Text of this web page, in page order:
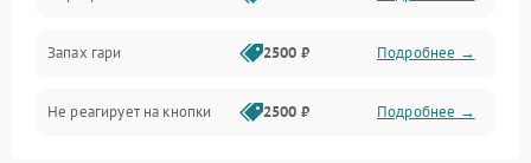
Запах гари 2500 ₽ Подробнее →
Не реагирует на кнопки 2500 ₽ Подробнее →